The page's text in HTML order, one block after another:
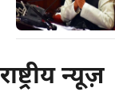
राष्ट्रीय न्यूज़